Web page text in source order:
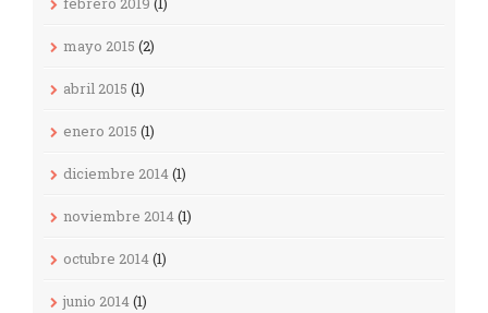
mayo 2015 (2)
abril 2015 (1)
enero 2015 (1)
diciembre 2014(1)
noviembre 2014(1)
octubre 2014(1)
junio 2014(1)